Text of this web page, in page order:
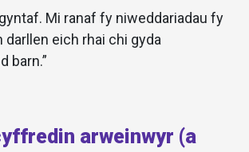
Mi ranaf fy niweddariadau fy
darllen eich rhai chi gyda
barn.”
arweinwyr (a